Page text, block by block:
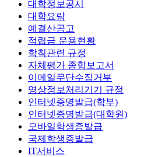
대학정보공시
대학요람
예결산공고
적립금 운용현황
학칙관련 규정
자체평가 종합보고서
이메일무단수집거부
영상정보처리기기 규정
인터넷증명발급(학부)
인터넷증명발급(대학원)
모바일학생증발급
국제학생증발급
IT서비스